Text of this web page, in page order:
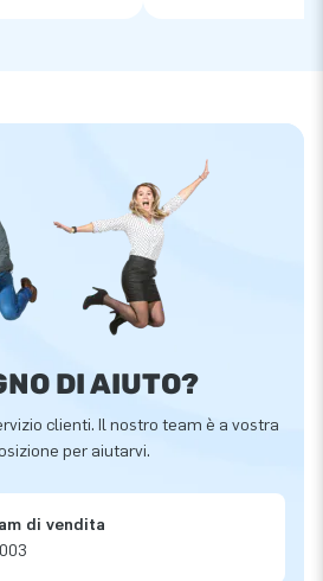
DI AIUTO?
clienti. Il nostro team è a vostra
per aiutarvi.
di vendita